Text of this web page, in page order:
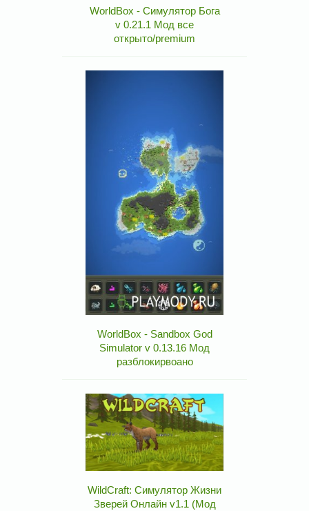
WorldBox - Симулятор Бога
v 0.21.1 Мод все
открыто/premium
WorldBox - Sandbox God
Simulator v 0.13.16 Мод
разблокирвоано
WildCraft: Симулятор Жизни
Зверей Онлайн v1.1 (Мод